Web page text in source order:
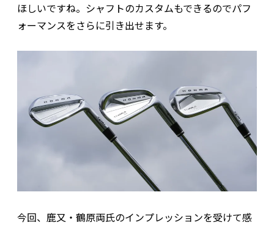
ほしいですね。シャフトのカスタムもできるのでパフ
ォーマンスをさらに引き出せます。
今回、鹿又・鶴原両氏のインプレッションを受けて感